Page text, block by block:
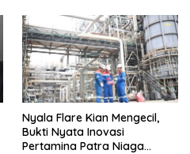
Nyala Flare Kian Mengecil,
Bukti Nyata Inovasi
Pertamina Patra Niaga